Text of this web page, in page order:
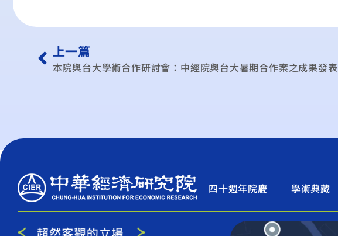
上一篇
本院與台大學術合作研討會：中經院與台大暑期合作案之成果發表
四十週年院慶 學術典藏